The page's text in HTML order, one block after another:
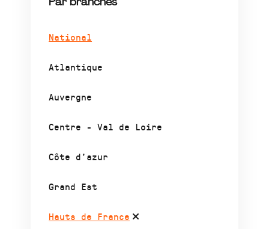
Par branches
National
Atlantique
Auvergne
Centre - Val de Loire
Côte d’azur
Grand Est
Hauts de France